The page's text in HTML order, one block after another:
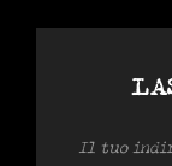
Il tuo